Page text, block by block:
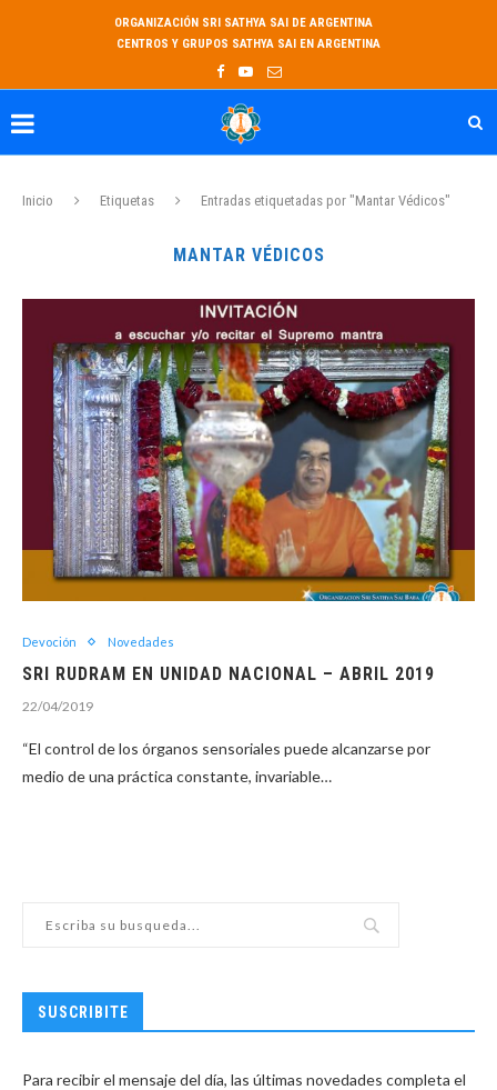
ORGANIZACIÓN SRI SATHYA SAI DE ARGENTINA
CENTROS Y GRUPOS SATHYA SAI EN ARGENTINA
Inicio Etiquetas Entradas etiquetadas por "Mantar Védicos"
MANTAR VÉDICOS
Devoción Novedades
SRI RUDRAM EN UNIDAD NACIONAL – ABRIL 2019
22/04/2019
“El control de los órganos sensoriales puede alcanzarse por
medio de una práctica constante, invariable…
SUSCRIBITE
Para recibir el mensaje del día, las últimas novedades completa el